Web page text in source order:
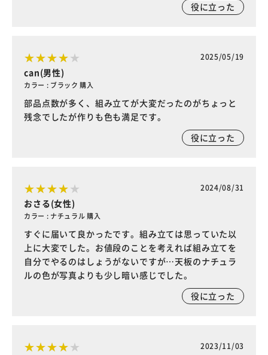
役に立った
2025/05/19
can(男性)
カラー : ブラック 購入
部品点数が多く、組み立てが大変だったのがちょっと
残念でしたが作りも色も満足です。
役に立った
2024/08/31
おさる(女性)
カラー : ナチュラル 購入
すぐに届いて良かったです。組み立ては思っていた以
上に大変でした。お値段のことを考えれば組み立てを
自分でやるのはしょうがないですが…天板のナチュラ
ルの色が写真よりも少し暗い感じでした。
役に立った
2023/11/03